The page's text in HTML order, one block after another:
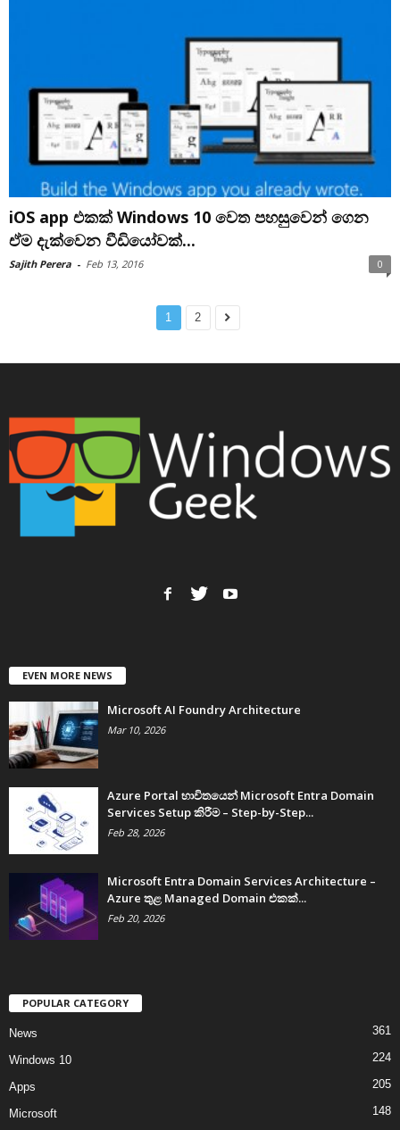
iOS app එකක් Windows 10 වෙත පහසුවෙන් ගෙන
ඒම දැක්වෙන වීඩියෝවක්...
Sajith Perera - Feb 13, 2016 0
1 2
EVEN MORE NEWS
Microsoft AI Foundry Architecture
Mar 10, 2026
Azure Portal භාවිතයෙන් Microsoft Entra Domain
Services Setup කිරීම – Step-by-Step...
Feb 28, 2026
Microsoft Entra Domain Services Architecture –
Azure තුළ Managed Domain එකක්...
Feb 20, 2026
POPULAR CATEGORY
News 361
Windows 10 224
Apps 205
Microsoft 148